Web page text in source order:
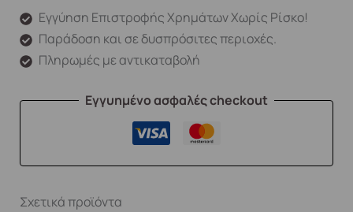
Εγγύηση Επιστροφής Χρημάτων Χωρίς Ρίσκο!
Παράδοση και σε δυσπρόσιτες περιοχές.
Πληρωμές με αντικαταβολή
Εγγυημένο ασφαλές checkout
Σχετικά προϊόντα